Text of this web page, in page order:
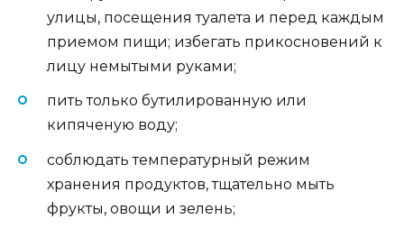
улицы, посещения туалета и перед каждым
приемом пищи; избегать прикосновений к
лицу немытыми руками;
пить только бутилированную или
кипяченую воду;
соблюдать температурный режим
хранения продуктов, тщательно мыть
фрукты, овощи и зелень;